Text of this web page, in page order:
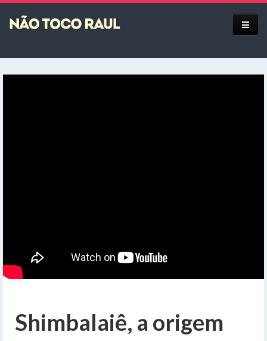
Equipe
Shimbalaiê, a origem